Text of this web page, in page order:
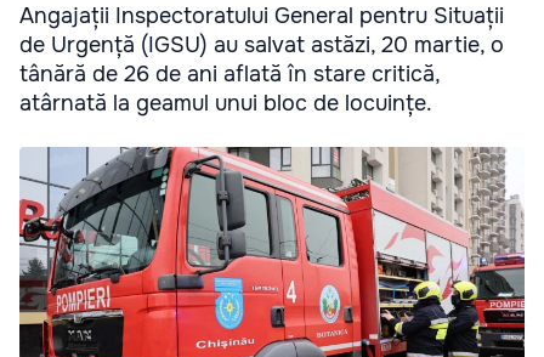
Angajații Inspectoratului General pentru Situații
de Urgență (IGSU) au salvat astăzi, 20 martie, o
tânără de 26 de ani aflată în stare critică,
atârnată la geamul unui bloc de locuințe.